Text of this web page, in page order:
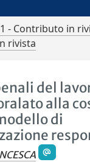
1 - Contributo in
rivista
del
alla
di